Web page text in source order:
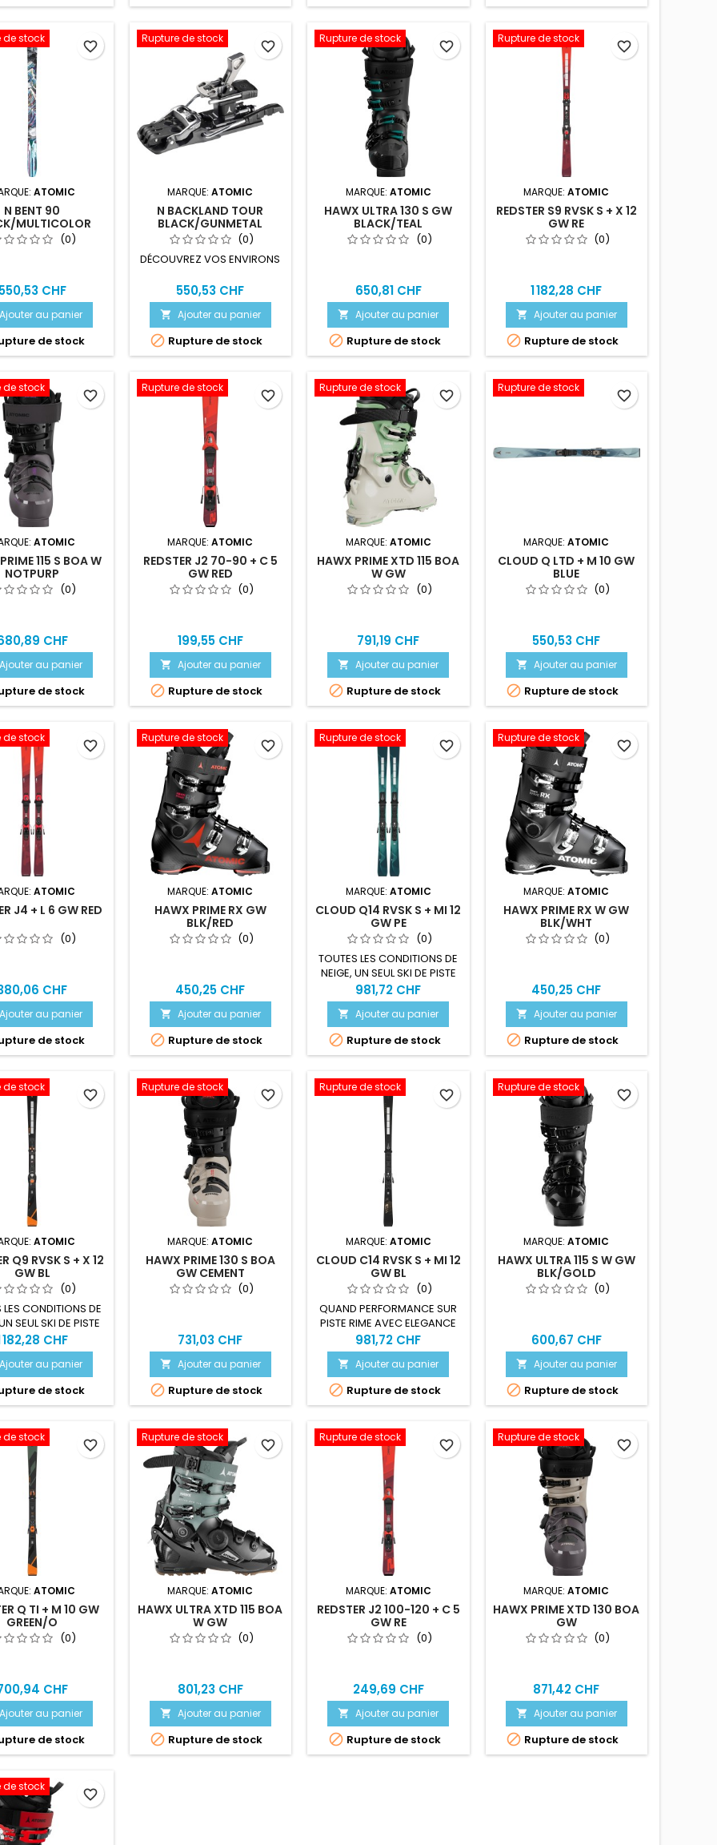
de stock
ATOMIC
N BENT 90
MULTICOLOR
(0)
550,53 CHF
Ajouter au panier
de stock
favorite_border
Rupture de stock
MARQUE:ATOMIC
N BACKLAND TOUR
BLACK/GUNMETAL
(0)
DÉCOUVREZ VOS ENVIRONS
550,53 CHF
 Ajouter au panier
 Rupture de stock
favorite_border
Rupture de stock
MARQUE: ATOMIC
HAWX ULTRA 130 S GW
BLACK/TEAL
(0)
650,81 CHF
 Ajouter au panier
 Rupture de stock
favorite_border
Rupture de stock
MARQUE:ATOMIC
REDSTER S9 RVSK S + X 12
GW RE
(0)
1 182,28 CHF
 Ajouter au panier
 Rupture de stock
favorite_border
de stock
ATOMIC
115 S BOA W
NOTPURP
(0)
CHF
Ajouter au panier
de stock
favorite_border
Rupture de stock
MARQUE:ATOMIC
REDSTER J2 70-90 + C 5
GW RED
(0)
199,55 CHF
 Ajouter au panier
 Rupture de stock
favorite_border
Rupture de stock
MARQUE: ATOMIC
HAWX PRIME XTD 115 BOA
W GW
(0)
791,19 CHF
 Ajouter au panier
 Rupture de stock
favorite_border
Rupture de stock
MARQUE:ATOMIC
CLOUD Q LTD + M 10 GW
BLUE
(0)
550,53 CHF
 Ajouter au panier
 Rupture de stock
favorite_border
de stock
ATOMIC
J4 + L 6 GW RED
(0)
CHF
Ajouter au panier
de stock
favorite_border
Rupture de stock
MARQUE:ATOMIC
HAWX PRIME RX GW
BLK/RED
(0)
450,25 CHF
 Ajouter au panier
 Rupture de stock
favorite_border
Rupture de stock
MARQUE: ATOMIC
CLOUD Q14 RVSK S + MI 12
GW PE
(0)
TOUTES LES CONDITIONS DE
NEIGE, UN SEUL SKI DE PISTE
981,72 CHF
 Ajouter au panier
 Rupture de stock
favorite_border
Rupture de stock
MARQUE:ATOMIC
HAWX PRIME RX W GW
BLK/WHT
(0)
450,25 CHF
 Ajouter au panier
 Rupture de stock
favorite_border
de stock
ATOMIC
Q9 RVSK S + X 12
GW BL
(0)
LES CONDITIONS DE
SEUL SKI DE PISTE
182,28 CHF
Ajouter au panier
de stock
favorite_border
Rupture de stock
MARQUE:ATOMIC
HAWX PRIME 130 S BOA
GW CEMENT
(0)
731,03 CHF
 Ajouter au panier
 Rupture de stock
favorite_border
Rupture de stock
MARQUE: ATOMIC
CLOUD C14 RVSK S + MI 12
GW BL
(0)
QUAND PERFORMANCE SUR
PISTE RIME AVEC ELEGANCE
ET STYLE
981,72 CHF
 Ajouter au panier
 Rupture de stock
favorite_border
Rupture de stock
MARQUE:ATOMIC
HAWX ULTRA 115 S W GW
BLK/GOLD
(0)
600,67 CHF
 Ajouter au panier
 Rupture de stock
favorite_border
de stock
ATOMIC
Q TI + M 10 GW
GREEN/O
(0)
CHF
Ajouter au panier
de stock
favorite_border
Rupture de stock
MARQUE:ATOMIC
HAWX ULTRA XTD 115 BOA
W GW
(0)
801,23 CHF
 Ajouter au panier
 Rupture de stock
favorite_border
Rupture de stock
MARQUE: ATOMIC
REDSTER J2 100-120 + C 5
GW RE
(0)
249,69 CHF
 Ajouter au panier
 Rupture de stock
favorite_border
Rupture de stock
MARQUE:ATOMIC
HAWX PRIME XTD 130 BOA
GW
(0)
871,42 CHF
 Ajouter au panier
 Rupture de stock
favorite_border
de stock
favorite_border